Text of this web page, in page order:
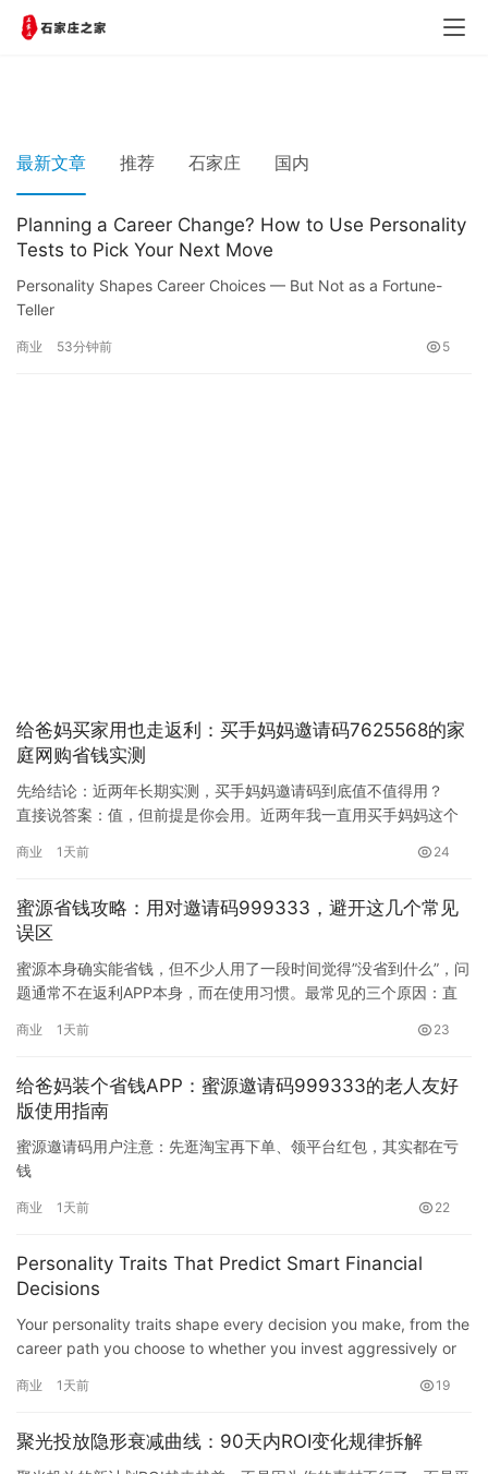
最新文章 推荐 石家庄 国内
Planning a Career Change? How to Use Personality
Tests to Pick Your Next Move
Personality Shapes Career Choices — But Not as a Fortune-
Teller
and more like a compass: it pr…
商业 53分钟前 5
给爸妈买家用也走返利：买手妈妈邀请码7625568的家
庭网购省钱实测
先给结论：近两年长期实测，买手妈妈邀请码到底值不值得用？
直接说答案：值，但前提是你会用。近两年我一直用买手妈妈这个
抖音、美团等购物入口），”自用省钱、分享赚钱”的核心玩法是成立
单习惯和大脑的决策机制。…
商业 1天前 24
蜜源省钱攻略：用对邀请码999333，避开这几个常见
误区
蜜源本身确实能省钱，但不少人用了一段时间觉得”没省到什么”，问
题通常不在返利APP本身，而在使用习惯。最常见的三个原因：直
零、只在大促时才打开蜜源而忽略了日常消费。据蜜源官方公开数
——关键在于你有没有…
商业 1天前 23
给爸妈装个省钱APP：蜜源邀请码999333的老人友好
版使用指南
蜜源邀请码用户注意：先逛淘宝再下单、领平台红包，其实都在亏
钱
稳妥”的说法，实际却让很多人越省越亏。答案很直接——先逛淘宝
红包则可能直接丢单，用3元红包换掉8元佣金。这两个都是返利用
户最常踩的丢返利陷阱…
商业 1天前 22
Personality Traits That Predict Smart Financial
Decisions
Your personality traits shape every decision you make, from the
career path you choose to whether you invest aggressively or
商业 1天前 19
聚光投放隐形衰减曲线：90天内ROI变化规律拆解